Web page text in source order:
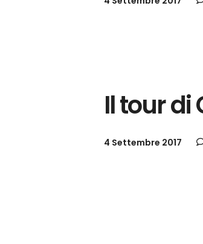
Il tour di
4 Settembre 2017